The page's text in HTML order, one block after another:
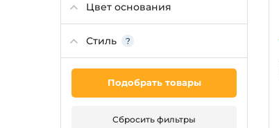
Цвет основания
Стиль
Подобрать товары
Сбросить фильтры